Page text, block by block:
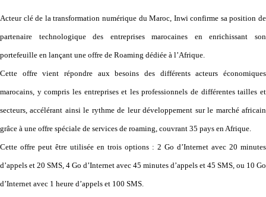
Acteur clé de la transformation numérique du Maroc, Inwi confirme sa position de
partenaire technologique des entreprises marocaines en enrichissant son
portefeuille en lançant une offre de Roaming dédiée à l’Afrique.
Cette offre vient répondre aux besoins des différents acteurs économiques
marocains, y compris les entreprises et les professionnels de différentes tailles et
secteurs, accélérant ainsi le rythme de leur développement sur le marché africain
grâce à une offre spéciale de services de roaming, couvrant 35 pays en Afrique.
Cette offre peut être utilisée en trois options : 2 Go d’Internet avec 20 minutes
d’appels et 20 SMS, 4 Go d’Internet avec 45 minutes d’appels et 45 SMS, ou 10 Go
d’Internet avec 1 heure d’appels et 100 SMS.